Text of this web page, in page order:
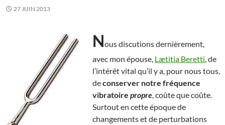
27 JUIN 2013
Nous discutions dernièrement,
avec mon épouse, Lætitia Beretti , de
l’intérêt vital qu’il y a, pour nous tous,
deconserver notre fréquence
vibratoire propre , coûte que coûte.
Surtout en cette époque de
changements et de perturbations